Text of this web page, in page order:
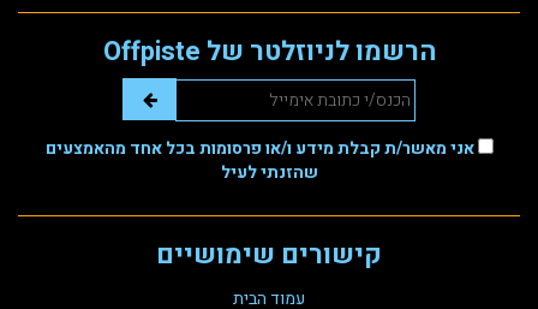
קישורים שימושיים
עמוד הבית
הרשמו לניוזלטר של Offpiste
אני מאשר/ת קבלת מידע ו/או פרסומות בכל אחד מהאמצעים
שהזנתי לעיל